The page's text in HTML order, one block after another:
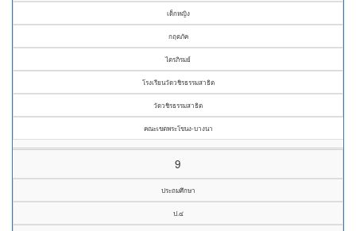
เด็กหญิง
กฤตภัค
ไตรภิรมย์
โรงเรียนวัดวชิรธรรมสาธิต
วัดวชิรธรรมสาธิต
คณะเขตพระโขนง-บางนา
9
ประถมศึกษา
ป.๔